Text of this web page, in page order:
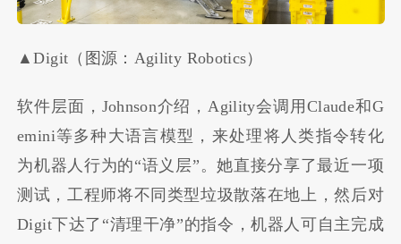
▲Digit（图源：Agility Robotics）
软件层面，Johnson介绍，Agility会调用Claude和G
emini等多种大语言模型，来处理将人类指令转化
为机器人行为的“语义层”。她直接分享了最近一项
测试，工程师将不同类型垃圾散落在地上，然后对
Digit下达了“清理干净”的指令，机器人可自主完成